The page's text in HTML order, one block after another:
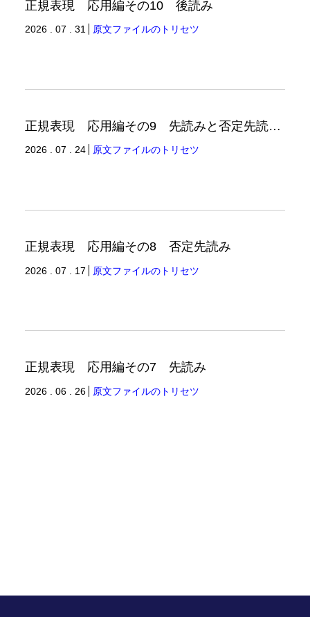
正規表現 応用編その10 後読み
2026 . 07 . 31 原文ファイルのトリセツ
正規表現 応用編その9 先読みと否定先読みの例
2026 . 07 . 24 原文ファイルのトリセツ
正規表現 応用編その8 否定先読み
2026 . 07 . 17 原文ファイルのトリセツ
正規表現 応用編その7 先読み
2026 . 06 . 26 原文ファイルのトリセツ